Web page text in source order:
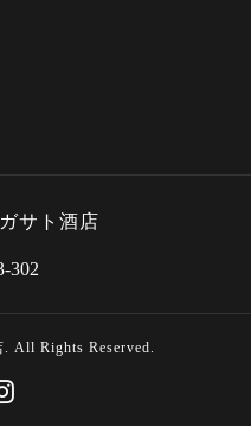
サト酒店
302
. All Rights Reserved.